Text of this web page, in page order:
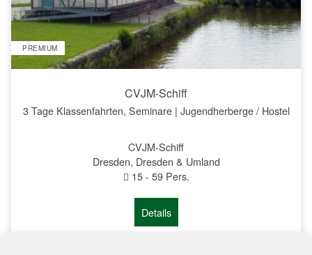
PREMIUM
CVJM-Schiff
3 Tage Klassenfahrten, Seminare | Jugendherberge / Hostel
CVJM-Schiff
Dresden, Dresden & Umland
15- 59Pers.
Details